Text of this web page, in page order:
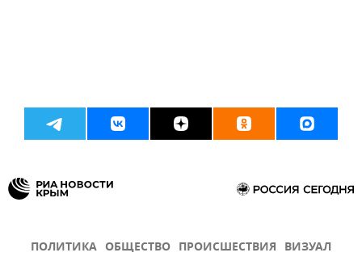
ПОЛИТИКА ОБЩЕСТВО ПРОИСШЕСТВИЯ ВИЗУАЛ